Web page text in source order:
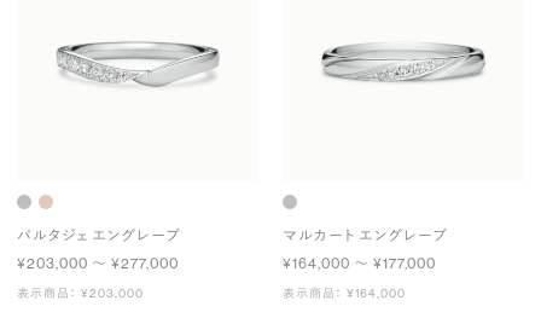
パルタジェ エングレーブ
¥203,000 〜 ¥277,000
表示商品： ¥203,000
マルカート エングレーブ
¥164,000 〜 ¥177,000
表示商品： ¥164,000